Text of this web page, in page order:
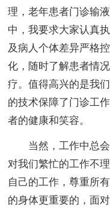
理，老年患者门诊输
中，我要求大家认真
及病人个体差异严格
化，随时了解患者情
疗。值得高兴的是我
的技术保障了门诊工
者的健康和笑容。
当然，工作中总
对我们繁忙的工作不
自己的工作，尊重所
的身体更重要的，面